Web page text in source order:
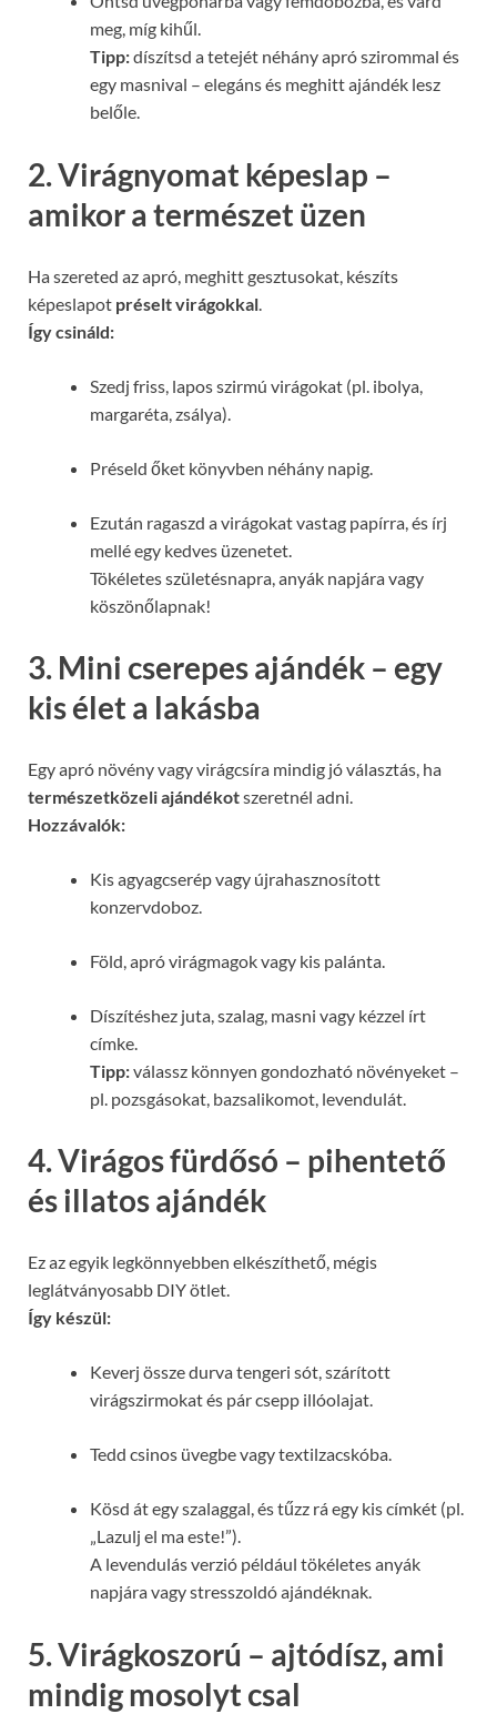
meg, míg kihűl.
Tipp:díszítsd a tetejét néhány apró szirommal és
egy masnival – elegáns és meghitt ajándék lesz
belőle.
2. Virágnyomat képeslap –
amikor a természet üzen
Ha szereted az apró, meghitt gesztusokat, készíts
képeslapot préselt virágokkal
Így csináld:
Szedj friss, lapos szirmú virágokat (pl. ibolya,
margaréta, zsálya).
Préseld őket könyvben néhány napig.
Ezután ragaszd a virágokat vastag papírra, és írj
mellé egy kedves üzenetet.
Tökéletes születésnapra, anyák napjára vagy
köszönőlapnak!
3. Mini cserepes ajándék – egy
kis élet a lakásba
Egy apró növény vagy virágcsíra mindig jó választás, ha
természetközeli ajándékotszeretnél adni.
Hozzávalók:
Kis agyagcserép vagy újrahasznosított
konzervdoboz.
Föld, apró virágmagok vagy kis palánta.
Díszítéshez juta, szalag, masni vagy kézzel írt
címke.
Tipp:válassz könnyen gondozható növényeket –
pl. pozsgásokat, bazsalikomot, levendulát.
4. Virágos fürdősó – pihentető
és illatos ajándék
Ez az egyik legkönnyebben elkészíthető, mégis
leglátványosabb DIY ötlet.
Így készül:
Keverj össze durva tengeri sót, szárított
virágszirmokat és pár csepp illóolajat.
Tedd csinos üvegbe vagy textilzacskóba.
Kösd át egy szalaggal, és tűzz rá egy kis címkét (pl.
„Lazulj el ma este!”).
A levendulás verzió például tökéletes anyák
napjára vagy stresszoldó ajándéknak.
5. Virágkoszorú – ajtódísz, ami
mindig mosolyt csal